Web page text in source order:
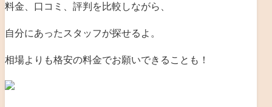
料金、口コミ、評判を比較しながら、
自分にあったスタッフが探せるよ。
相場よりも格安の料金でお願いできることも！